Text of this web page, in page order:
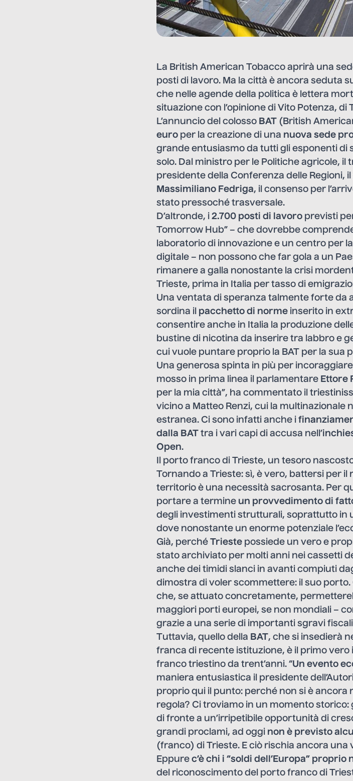
La British American Tobacco aprirà una
posti di lavoro. Ma la città è ancora seduta
che nelle agende della politica è lettera
situazione con l’opinione di Vito Potenza, di
L’annuncio del colosso BAT (British
euro per la creazione di una nuova sede
grande entusiasmo da tutti gli esponenti di
solo. Dal ministro per le Politiche agricole, il
presidente della Conferenza delle Regioni,
Massimiliano Fedriga, il consenso per
stato pressoché trasversale.
D’altronde, i 2.700 posti di lavoro previsti
Tomorrow Hub” – che dovrebbe
laboratorio di innovazione e un centro per
digitale – non possono che far gola a un
rimanere a galla nonostante la crisi
Trieste, prima in Italia per tasso di
Una ventata di speranza talmente forte da
sordina il pacchetto di norme inserito in
consentire anche in Italia la produzione
bustine di nicotina da inserire tra labbro e
cui vuole puntare proprio la BAT per la sua
Una generosa spinta in più per
mosso in prima linea il parlamentare Ettore
per la mia città”, ha commentato il
vicino a Matteo Renzi, cui la multinazionale
estranea. Ci sono infatti anche i
dalla BAT tra i vari capi di accusa nell’
Open.
Il porto franco di Trieste, un tesoro
Tornando a Trieste: sì, è vero, battersi per
territorio è una necessità sacrosanta. Per
portare a termine un provvedimento di
degli investimenti strutturali, soprattutto in
dove nonostante un enorme potenziale
Già, perché Trieste possiede un vero e
stato archiviato per molti anni nei cassetti
anche dei timidi slanci in avanti compiuti
dimostra di voler scommettere: il suo porto.
che, se attuato concretamente,
maggiori porti europei, se non mondiali –
grazie a una serie di importanti sgravi
Tuttavia, quello della BAT, che si insedierà
franca di recente istituzione, è il primo
franco triestino da trent’anni. “Un evento
maniera entusiastica il presidente
proprio qui il punto: perché non si è ancora
regola? Ci troviamo in un momento storico:
di fronte a un’irripetibile opportunità di
grandi proclami, ad oggi non è previsto
(franco) di Trieste. E ciò rischia ancora una
Eppure c’è chi i “soldi dell’Europa” proprio
del riconoscimento del porto franco di